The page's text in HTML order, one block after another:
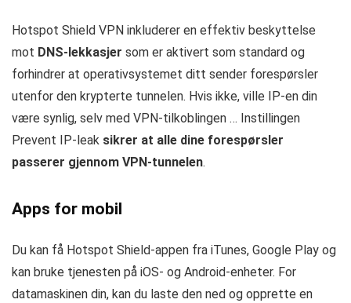
Hotspot Shield VPN inkluderer en effektiv beskyttelse
mot DNS-lekkasjer som er aktivert som standard og
forhindrer at operativsystemet ditt sender forespørsler
utenfor den krypterte tunnelen. Hvis ikke, ville IP-en din
være synlig, selv med VPN-tilkoblingen … Instillingen
Prevent IP-leak sikrer at alle dine forespørsler
passerer gjennom VPN-tunnelen.
Apps for mobil
Du kan få Hotspot Shield-appen fra iTunes, Google Play og
kan bruke tjenesten på iOS- og Android-enheter. For
datamaskinen din, kan du laste den ned og opprette en